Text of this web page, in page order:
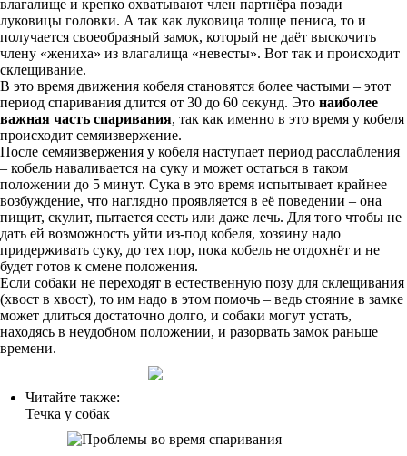
влагалище и крепко охватывают член партнёра позади
луковицы головки. А так как луковица толще пениса, то и
получается своеобразный замок, который не даёт выскочить
члену «жениха» из влагалища «невесты». Вот так и происходит
склещивание.
В это время движения кобеля становятся более частыми – этот
период спаривания длится от 30 до 60 секунд. Это наиболее
важная часть спаривания, так как именно в это время у кобеля
происходит семяизвержение.
После семяизвержения у кобеля наступает период расслабления
– кобель наваливается на суку и может остаться в таком
положении до 5 минут. Сука в это время испытывает крайнее
возбуждение, что наглядно проявляется в её поведении – она
пищит, скулит, пытается сесть или даже лечь. Для того чтобы не
дать ей возможность уйти из-под кобеля, хозяину надо
придерживать суку, до тех пор, пока кобель не отдохнёт и не
будет готов к смене положения.
Если собаки не переходят в естественную позу для склещивания
(хвост в хвост), то им надо в этом помочь – ведь стояние в замке
может длиться достаточно долго, и собаки могут устать,
находясь в неудобном положении, и разорвать замок раньше
времени.
Читайте также:
Течка у собак